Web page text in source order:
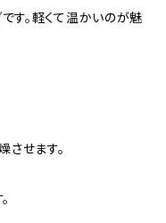
す。軽くて温かいのが魅
せます。